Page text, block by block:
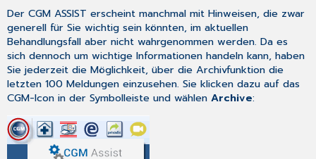
Der CGM ASSIST erscheint manchmal mit Hinweisen, die zwar
generell für Sie wichtig sein könnten, im aktuellen
Behandlungsfall aber nicht wahrgenommen werden. Da es
sich dennoch um wichtige Informationen handeln kann, haben
Sie jederzeit die Möglichkeit, über die Archivfunktion die
letzten 100 Meldungen einzusehen. Sie klicken dazu auf das
CGM-Icon in der Symbolleiste und wählenArchive: